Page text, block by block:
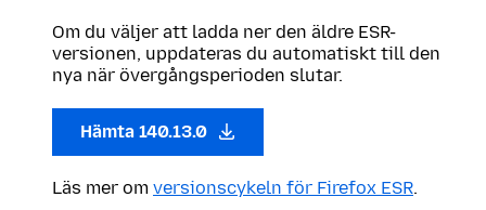
Om du väljer att ladda ner den äldre ESR-
versionen, uppdateras du automatiskt till den
nya när övergångsperioden slutar.
Hämta 140.13.0
Läs mer om versionscykeln för Firefox ESR.